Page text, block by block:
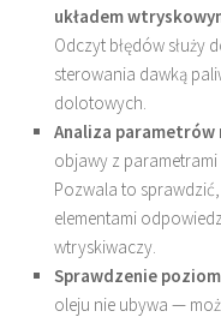
układem
Odczyt błędów służy
sterowania dawką
dolotowych.
Analiza parametrów
objawy z parametrami
Pozwala to
elementami
wtryskiwaczy.
Sprawdzenie
oleju nie ubywa —